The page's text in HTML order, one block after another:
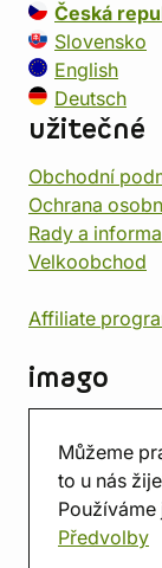
Můžeme
to u nás
Předvolby
Česká
Slovensko
English
Deutsch
užitečné
Obchodní
Ochrana
Rady a
Velkoobchod
Affiliate
imago
Prodejna
Herna
O nás
Hodnocení